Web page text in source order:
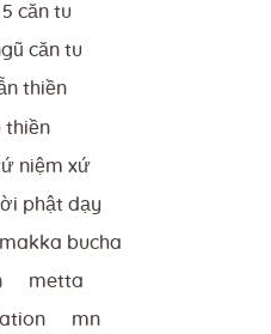
căn tu
căn tu
thiền
thiền
niệm xứ
lời phật dạy
makka bucha
metta
mn